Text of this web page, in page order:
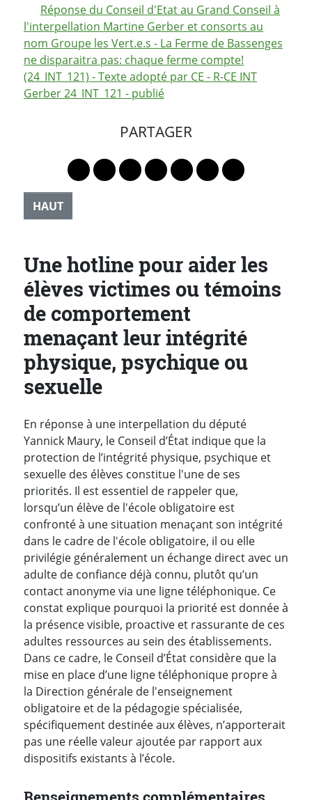
Réponse du Conseil d'Etat au Grand Conseil à
l'interpellation Martine Gerber et consorts au
nom Groupe les Vert.e.s - La Ferme de Bassenges
ne disparaitra pas: chaque ferme compte!
(24_INT_121) - Texte adopté par CE - R-CE INT
Gerber 24_INT_121 - publié
PARTAGER
Lien vers le profil Mastodon
Lien vers le profil Bluesky
Lien vers le profil Instagram
Lien vers le profil Linkedin
Lien vers le profil
Lien vers le profil
Partager par
HAUT
Une hotline pour aider les
élèves victimes ou témoins
de comportement
menaçant leur intégrité
physique, psychique ou
sexuelle
En réponse à une interpellation du député
Yannick Maury, le Conseil d’État indique que la
protection de l’intégrité physique, psychique et
sexuelle des élèves constitue l'une de ses
priorités. Il est essentiel de rappeler que,
lorsqu’un élève de l'école obligatoire est
confronté à une situation menaçant son intégrité
dans le cadre de l'école obligatoire, il ou elle
privilégie généralement un échange direct avec un
adulte de confiance déjà connu, plutôt qu’un
contact anonyme via une ligne téléphonique. Ce
constat explique pourquoi la priorité est donnée à
la présence visible, proactive et rassurante de ces
adultes ressources au sein des établissements.
Dans ce cadre, le Conseil d’État considère que la
mise en place d’une ligne téléphonique propre à
la Direction générale de l'enseignement
obligatoire et de la pédagogie spécialisée,
spécifiquement destinée aux élèves, n’apporterait
pas une réelle valeur ajoutée par rapport aux
dispositifs existants à l’école.